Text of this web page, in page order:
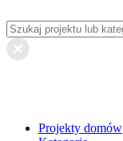
Projekty domów